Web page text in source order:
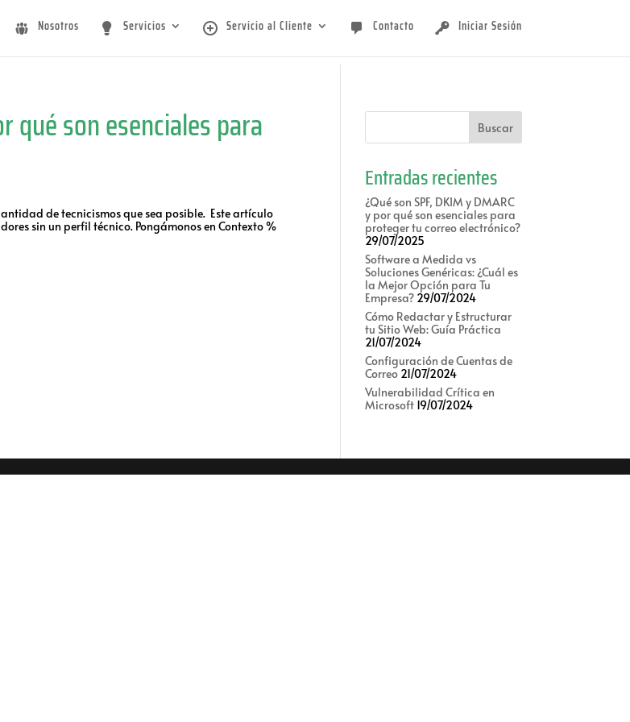
Nosotros Servicios Servicio al Cliente Contacto Iniciar Sesión
qué son esenciales para
de tecnicismos que sea posible. Este artículo
sin un perfil técnico. Pongámonos en Contexto %
Entradas recientes
¿Qué son SPF, DKIM y DMARC
y por qué son esenciales para
proteger tu correo electrónico?
29/07/2025
Software a Medida vs
Soluciones Genéricas: ¿Cuál es
la Mejor Opción para Tu
Empresa? 29/07/2024
Cómo Redactar y Estructurar
tu Sitio Web: Guía Práctica
21/07/2024
Configuración de Cuentas de
Correo 21/07/2024
Vulnerabilidad Crítica en
Microsoft 19/07/2024